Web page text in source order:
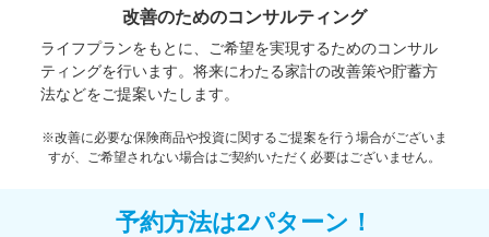
改善のためのコンサルティング
ライフプランをもとに、ご希望を実現するためのコンサル
ティングを行います。将来にわたる家計の改善策や貯蓄方
法などをご提案いたします。
※改善に必要な保険商品や投資に関するご提案を行う場合がございま
すが、ご希望されない場合はご契約いただく必要はございません。
予約方法は2パターン！